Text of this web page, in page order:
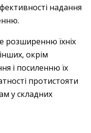
надання
розширенню їхніх
окрім
і посиленню їх
протистояти
у складних